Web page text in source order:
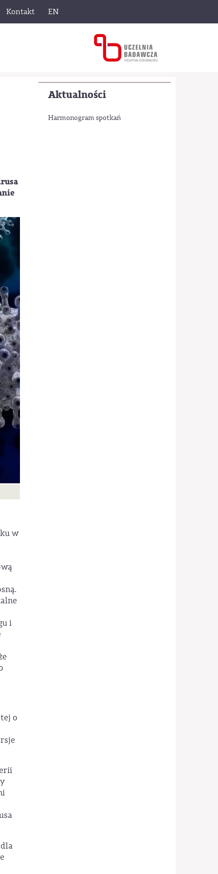
Kontakt EN
Aktualności
Harmonogram spotkań
w
i
o